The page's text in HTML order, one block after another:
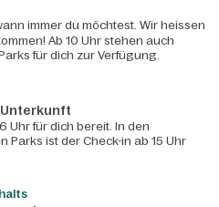
immer du möchtest. Wir heissen
Ab 10 Uhr stehen auch
für dich zur Verfügung.
Unterkunft
Uhr für dich bereit. In den
Parks ist der Check-in ab 15 Uhr